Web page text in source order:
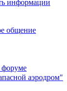
информации
общение
аэродром"